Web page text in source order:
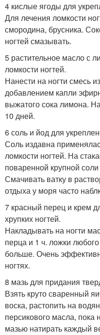
4 кислые ягоды для
Для лечения ломкости
смородина, брусника.
ногтей смазывать.
5 растительное масло с
ломкости ногтей.
Нанести на ногти смесь
добавлением капли
выжатого сока лимона.
10 дней.
6 соль и йод для
Соль издавна
ломкости ногтей. На
поваренной крупной
Смачивать ватку в
отдыха у моря часто
7 красный перец и крем
хрупких ногтей.
Накладывать на ногти
перца и 1 ч. ложки
больше. Очень
ногтях.
8 мазь для придания
Взять круто сваренный
воска, растопить на
персикового масла, пока
мазью натирать каждый